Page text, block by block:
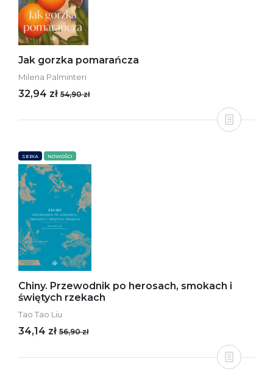
Jak gorzka pomarańcza
Milena Palminteri
32,94 zł 54,90 zł
SERIA NOWOŚCI
Chiny. Przewodnik po herosach, smokach i
świętych rzekach
Tao Tao Liu
34,14 zł 56,90 zł